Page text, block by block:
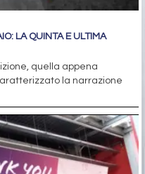
LA QUINTA E ULTIMA
quella appena
la narrazione